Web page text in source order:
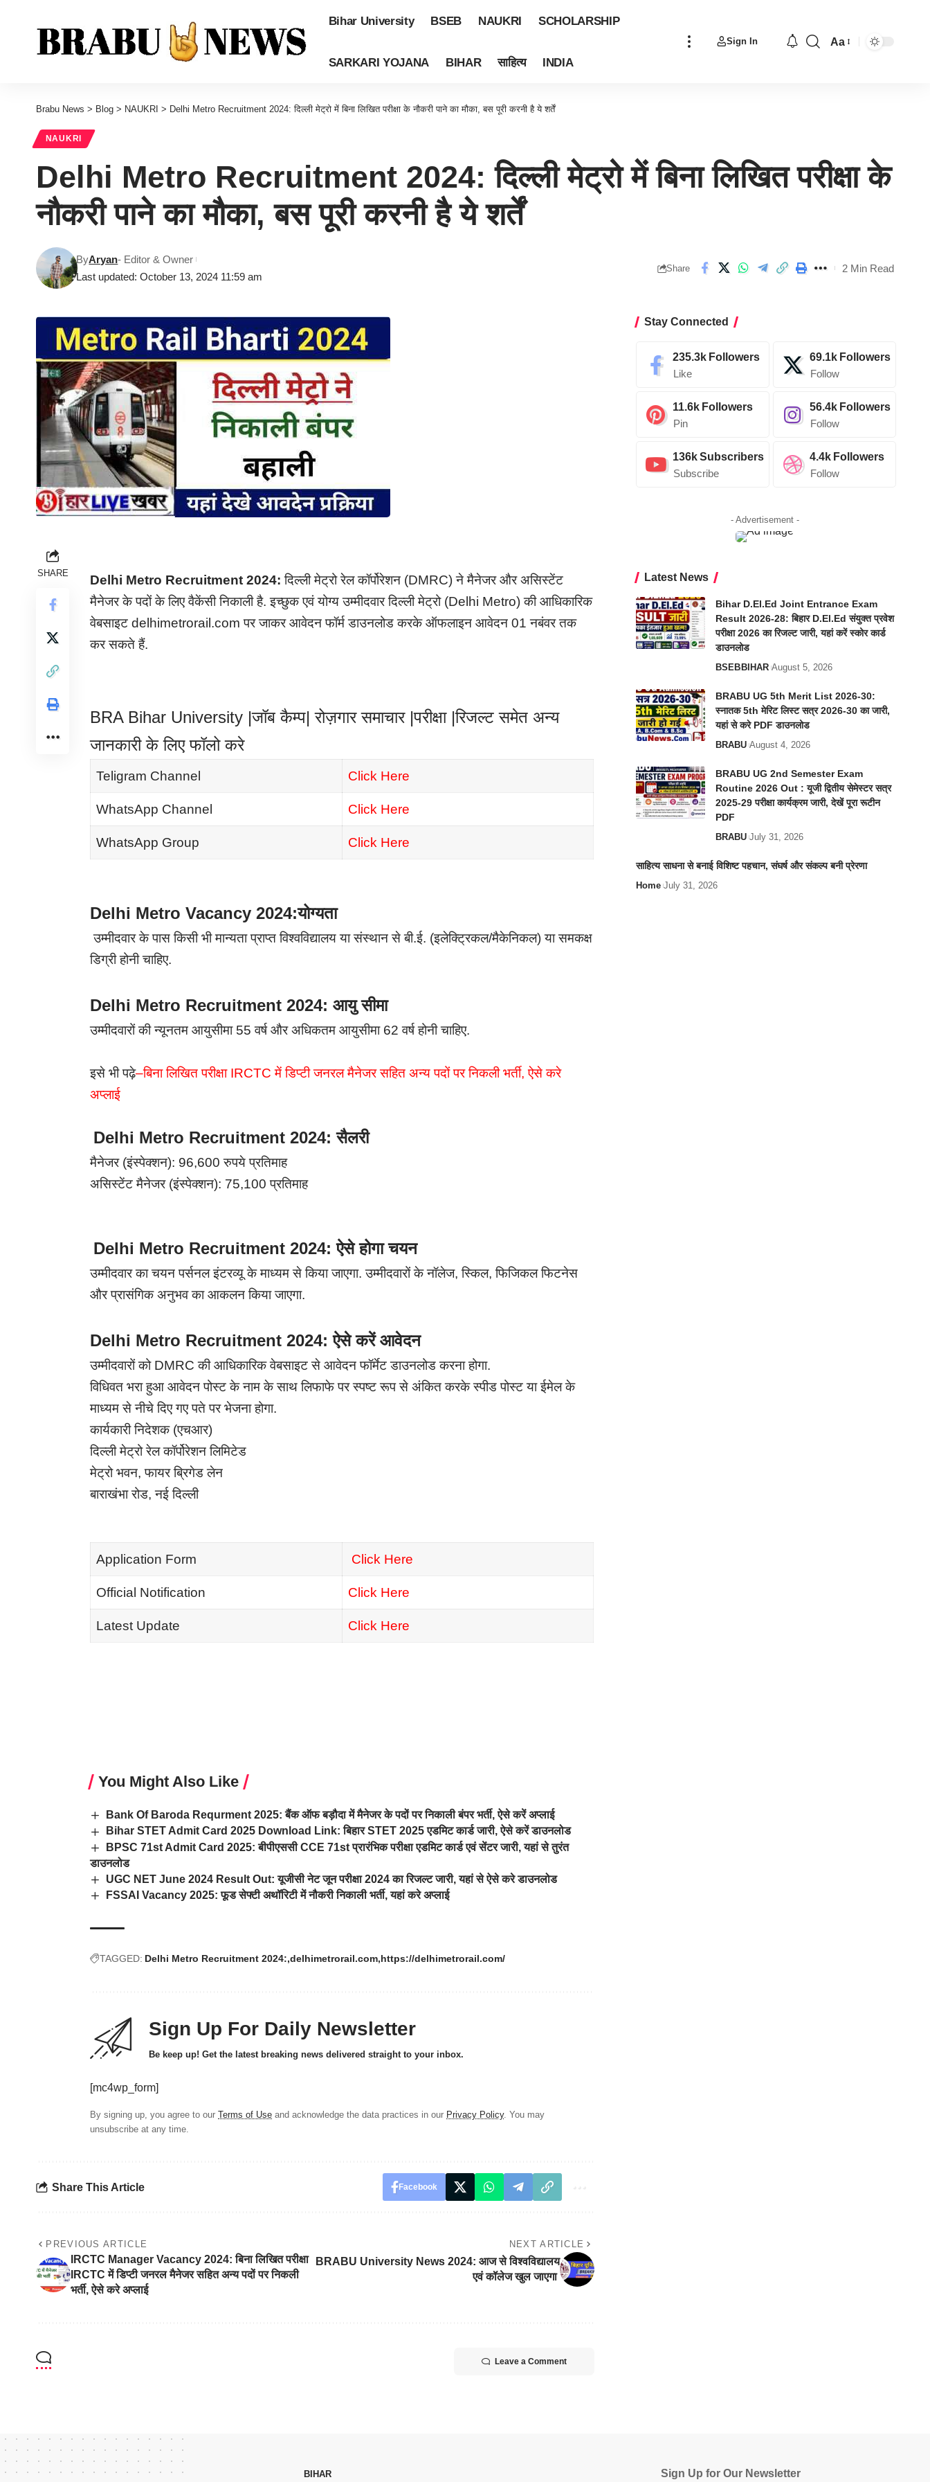
Bihar University BSEB NAUKRI SCHOLARSHIP
SARKARI YOJANA BIHAR साहित्य INDIA
Sign In Aa
Brabu News > Blog > NAUKRI > Delhi Metro Recruitment 2024: दिल्ली मेट्रो में बिना लिखित परीक्षा के नौकरी पाने का मौका, बस पूरी करनी है ये शर्तें
NAUKRI
Delhi Metro Recruitment 2024: दिल्ली मेट्रो में बिना लिखित परीक्षा के
नौकरी पाने का मौका, बस पूरी करनी है ये शर्तें
Last updated: October 13, 2024 11:59 am
ByAryan- Editor & Owner
Share 2 Min Read
SHARE Delhi Metro Recruitment 2024: दिल्ली मेट्रो रेल कॉर्पोरेशन (DMRC) ने मैनेजर और असिस्टेंट
मैनेजर के पदों के लिए वैकेंसी निकाली है. इच्छुक एवं योग्य उम्मीदवार दिल्ली मेट्रो (Delhi Metro) की आधिकारिक
वेबसाइट delhimetrorail.com पर जाकर आवेदन फॉर्म डाउनलोड करके ऑफलाइन आवेदन 01 नबंवर तक
कर सकते हैं.
BRA Bihar University |जॉब कैम्प| रोज़गार समाचार |परीक्षा |रिजल्ट समेत अन्य
जानकारी के लिए फॉलो करे
Teligram Channel Click Here
WhatsApp Channel Click Here
WhatsApp Group Click Here
Delhi Metro Vacancy 2024:योग्यता
उम्मीदवार के पास किसी भी मान्यता प्राप्त विश्वविद्यालय या संस्थान से बी.ई. (इलेक्ट्रिकल/मैकेनिकल) या समकक्ष
डिग्री होनी चाहिए.
Delhi Metro Recruitment 2024: आयु सीमा
उम्मीदवारों की न्यूनतम आयुसीमा 55 वर्ष और अधिकतम आयुसीमा 62 वर्ष होनी चाहिए.
इसे भी पढ़े–बिना लिखित परीक्षा IRCTC में डिप्टी जनरल मैनेजर सहित अन्य पदों पर निकली भर्ती, ऐसे करे
अप्लाई
Delhi Metro Recruitment 2024: सैलरी
मैनेजर (इंस्पेक्शन): 96,600 रुपये प्रतिमाह
असिस्टेंट मैनेजर (इंस्पेक्शन): 75,100 प्रतिमाह
Delhi Metro Recruitment 2024: ऐसे होगा चयन
उम्मीदवार का चयन पर्सनल इंटरव्यू के माध्यम से किया जाएगा. उम्मीदवारों के नॉलेज, स्किल, फिजिकल फिटनेस
और प्रासंगिक अनुभव का आकलन किया जाएगा.
Delhi Metro Recruitment 2024: ऐसे करें आवेदन
उम्मीदवारों को DMRC की आधिकारिक वेबसाइट से आवेदन फॉर्मेट डाउनलोड करना होगा.
विधिवत भरा हुआ आवेदन पोस्ट के नाम के साथ लिफाफे पर स्पष्ट रूप से अंकित करके स्पीड पोस्ट या ईमेल के
माध्यम से नीचे दिए गए पते पर भेजना होगा.
कार्यकारी निदेशक (एचआर)
दिल्ली मेट्रो रेल कॉर्पोरेशन लिमिटेड
मेट्रो भवन, फायर ब्रिगेड लेन
बाराखंभा रोड, नई दिल्ली
Application Form Click Here
Official Notification Click Here
Latest Update Click Here
You Might Also Like
Bank Of Baroda Requrment 2025: बैंक ऑफ बड़ौदा में मैनेजर के पदों पर निकाली बंपर भर्ती, ऐसे करें अप्लाई
Bihar STET Admit Card 2025 Download Link: बिहार STET 2025 एडमिट कार्ड जारी, ऐसे करें डाउनलोड
BPSC 71st Admit Card 2025: बीपीएससी CCE 71st प्रारंभिक परीक्षा एडमिट कार्ड एवं सेंटर जारी, यहां से तुरंत
डाउनलोड
UGC NET June 2024 Result Out: यूजीसी नेट जून परीक्षा 2024 का रिजल्ट जारी, यहां से ऐसे करे डाउनलोड
FSSAI Vacancy 2025: फूड सेफ्टी अथॉरिटी में नौकरी निकाली भर्ती, यहां करे अप्लाई
TAGGED: Delhi Metro Recruitment 2024: delhimetrorail.com https://delhimetrorail.com/
Sign Up For Daily Newsletter
Be keep up! Get the latest breaking news delivered straight to your inbox.
[mc4wp_form]
By signing up, you agree to our Terms of Use and acknowledge the data practices in our Privacy Policy. You may
unsubscribe at any time.
Share This Article Facebook
PREVIOUS ARTICLE
IRCTC Manager Vacancy 2024: बिना लिखित परीक्षा
IRCTC में डिप्टी जनरल मैनेजर सहित अन्य पदों पर निकली
भर्ती, ऐसे करे अप्लाई
NEXT ARTICLE
BRABU University News 2024: आज से विश्वविद्यालय
एवं कॉलेज खुल जाएगा
Leave a Comment
Stay Connected
235.3k Followers
Like
69.1k Followers
Follow
11.6k Followers
Pin
56.4k Followers
Follow
136kSubscribers
Subscribe
4.4k Followers
Follow
- Advertisement -
Latest News
Bihar D.El.Ed Joint Entrance Exam
Result 2026-28: बिहार D.El.Ed संयुक्त प्रवेश
परीक्षा 2026 का रिजल्ट जारी, यहां करें स्कोर कार्ड
डाउनलोड
BSEBBIHAR August 5, 2026
BRABU UG 5th Merit List 2026-30:
स्नातक 5th मेरिट लिस्ट सत्र 2026-30 का जारी,
यहां से करे PDF डाउनलोड
BRABU August 4, 2026
BRABU UG 2nd Semester Exam
Routine 2026 Out : यूजी द्वितीय सेमेस्टर सत्र
2025-29 परीक्षा कार्यक्रम जारी, देखें पूरा रूटीन
PDF
BRABU July 31, 2026
साहित्य साधना से बनाई विशिष्ट पहचान, संघर्ष और संकल्प बनी प्रेरणा
Home July 31, 2026
BIHAR Sign Up for Our Newsletter